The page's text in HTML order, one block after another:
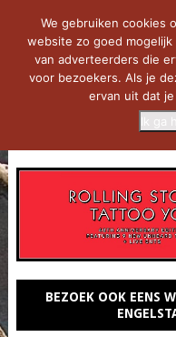
BEZOEK OOK EENS
We gebruiken cookies
website zo goed
van adverteerders die
voor bezoekers. Als je
ervan uit dat
Ik ga